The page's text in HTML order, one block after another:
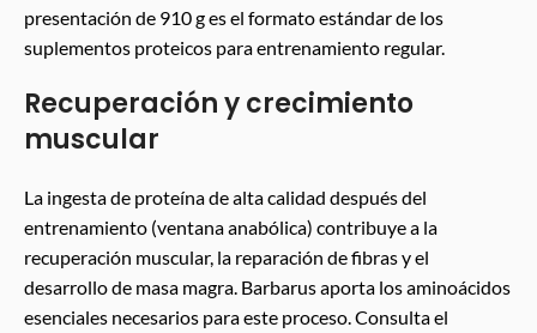
presentación de 910 g es el formato estándar de los
suplementos proteicos para entrenamiento regular.
Recuperación y crecimiento
muscular
La ingesta de proteína de alta calidad después del
entrenamiento (ventana anabólica) contribuye a la
recuperación muscular, la reparación de fibras y el
desarrollo de masa magra. Barbarus aporta los aminoácidos
esenciales necesarios para este proceso. Consulta el